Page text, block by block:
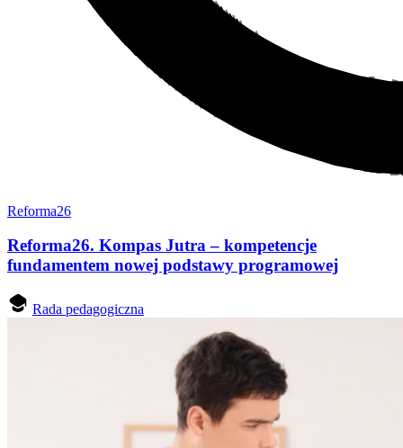
Reforma26
Reforma26. Kompas Jutra – kompetencje
fundamentem nowej podstawy programowej
Rada pedagogiczna